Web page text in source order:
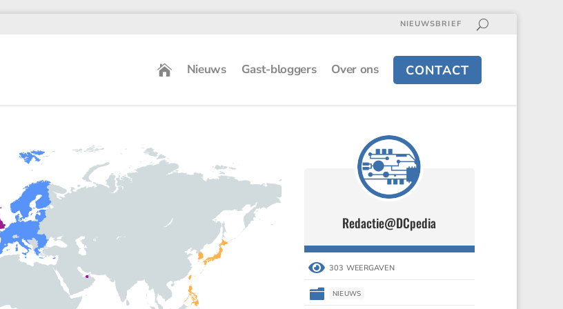
NIEUWSBRIEF
Nieuws Gast-bloggers Over ons CONTACT
Redactie@DCpedia
 303 WEERGAVEN
 NIEUWS